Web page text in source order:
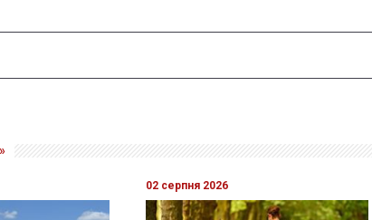
02 серпня 2026